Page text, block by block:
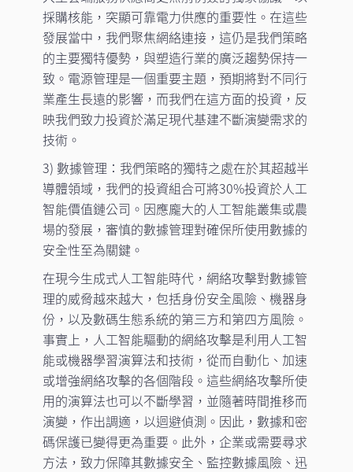
採購核能，突顯可靠電力供應的重要性。在這些
發展當中，我們聚焦網絡連接，這仍是我們策略
的主要獨特優勢，與塑造行業的廣泛趨勢保持一
致。電源管理是一個重要主題，預期將對不同行
業產生長遠的影響，而我們在這方面的投資，反
映我們致力投資於滿足現代基建不斷演變需求的
技術。
3) 數據管理：我們策略的獨特之處在於其超越半
導體領域，我們的投資組合可將30%投資於人工
智能價值鏈公司。因應龐大的人工智能叢集或農
場的發展，審慎的數據管理對確保所使用數據的
安全性至為關鍵。
在現今生成式人工智能時代，網絡攻擊對數據管
理的威脅越來越大，包括身份安全風險、機器身
份，以及數碼生態系統的第三方和第四方風險。
事實上，人工智能驅動的網絡攻擊是利用人工智
能或機器學習演算法和技術，從而自動化、加速
或增強網絡攻擊的各個階段。這些網絡攻擊所使
用的演算法也可以不斷學習，並隨著時間推移而
演變，作出調適，以迴避偵測。因此，數據和密
碼保護已變得更為重要。此外，企業或需要尋求
方法，致力保障其數據安全、監控數據風險、迅